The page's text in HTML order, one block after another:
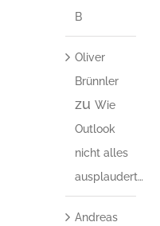
B
Oliver
Brünnler
zu Wie
Outlook
nicht alles
ausplaudert…
Andreas